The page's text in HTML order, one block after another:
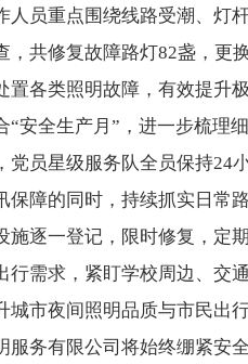
人员重点围绕线路受潮、灯
，共修复故障路灯82盏，更
置各类照明故障，有效提升
“安全生产月”，进一步梳理
党员星级服务队全员保持24
保障的同时，持续抓实日常
施逐一登记，限时修复，定
行需求，紧盯学校周边、交
城市夜间照明品质与市民出
服务有限公司将始终绷紧安